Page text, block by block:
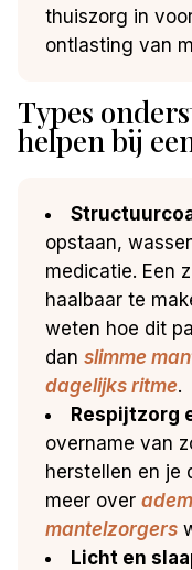
thuiszorg in
ontlasting van
Types
helpen bij
opstaan,
medicatie. Een
haalbaar te
weten hoe dit
danslimme
dagelijks ritme.
Respijtzorg
overname van
herstellen en je
meer over
mantelzorgers
Licht en